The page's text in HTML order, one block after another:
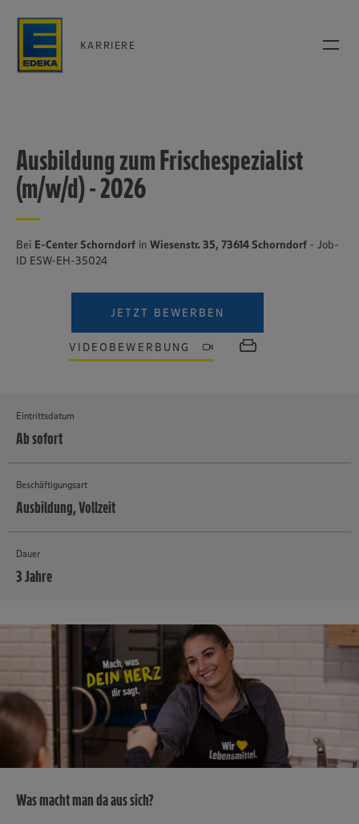
KARRIERE
Ausbildung zum Frischespezialist
(m/w/d) - 2026
Bei E-Center Schorndorf in Wiesenstr. 35, 73614 Schorndorf - Job-
ID ESW-EH-35024
JETZT BEWERBEN
VIDEOBEWERBUNG
Eintrittsdatum
Ab sofort
Beschäftigungsart
Ausbildung, Vollzeit
Dauer
3 Jahre
Was macht man da aus sich?